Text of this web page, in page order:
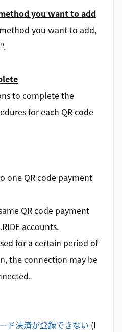
you want to add
you want to add,
".
to complete the
for each QR code
one QR code payment
QR code payment
accounts.
for a certain period of
the connection may be
ド決済が登録できない (I